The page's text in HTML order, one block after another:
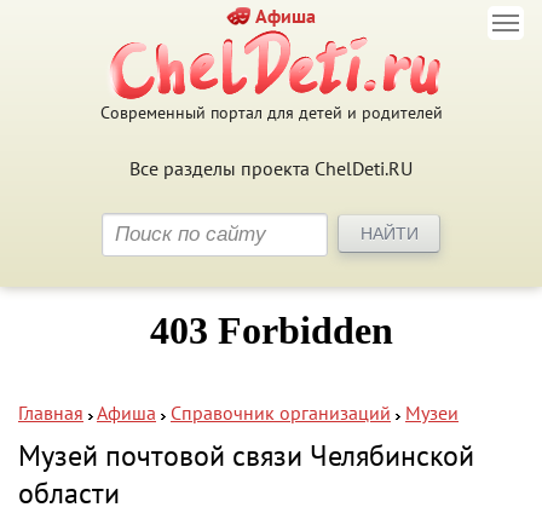
Современный портал для детей и родителей
Все разделы проекта ChelDeti.RU
Афиша
Главная Афиша Справочник организаций Музеи
Музей почтовой связи Челябинской
области